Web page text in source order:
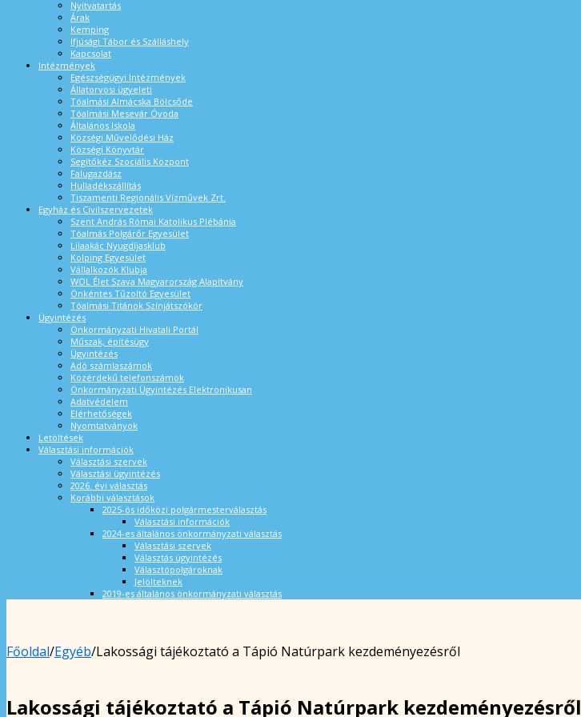
Nyitvatartás
Árak
Kemping
Ifjúsági Tábor és Szálláshely
Kapcsolat
Intézmények
Egészségügyi Intézmények
Állatorvosi ügyeleti
Tóalmási Almácska Bölcsőde
Tóalmási Mesevár Óvoda
Általános Iskola
Községi Művelődési Ház
Községi Könyvtár
Segítőkéz Szociális Központ
Falugazdász
Hulladékszállítás
Tiszamenti Regionális Vízművek Zrt.
Egyház és Civilszervezetek
Szent András Római Katolikus Plébánia
Tóalmás Polgárőr Egyesület
Lilaakác Nyugdíjasklub
Kolping Egyesület
Vállalkozók Klubja
WOL Élet Szava Magyarország Alapítvány
Önkéntes Tűzoltó Egyesület
Tóalmási Titánok Színjátszókör
Ügyintézés
Önkormányzati Hivatali Portál
Műszak, építésügy
Ügyintézés
Adó számlaszámok
Közérdekű telefonszámok
Önkormányzati Ügyintézés Elektronikusan
Adatvédelem
Elérhetőségek
Nyomtatványok
Letöltések
Választási információk
Választási szervek
Választási ügyintézés
2026. évi választás
Korábbi választások
2025-ös időközi polgármesterválasztás
Választási információk
2024-es általános önkormányzati választás
Választási szervek
Választás ügyintézés
Választópolgároknak
Jelölteknek
2019-es általános önkormányzati választás
Főoldal/Egyéb/Lakossági tájékoztató a Tápió Natúrpark kezdeményezésről
Lakossági tájékoztató a Tápió Natúrpark kezdeményezésről